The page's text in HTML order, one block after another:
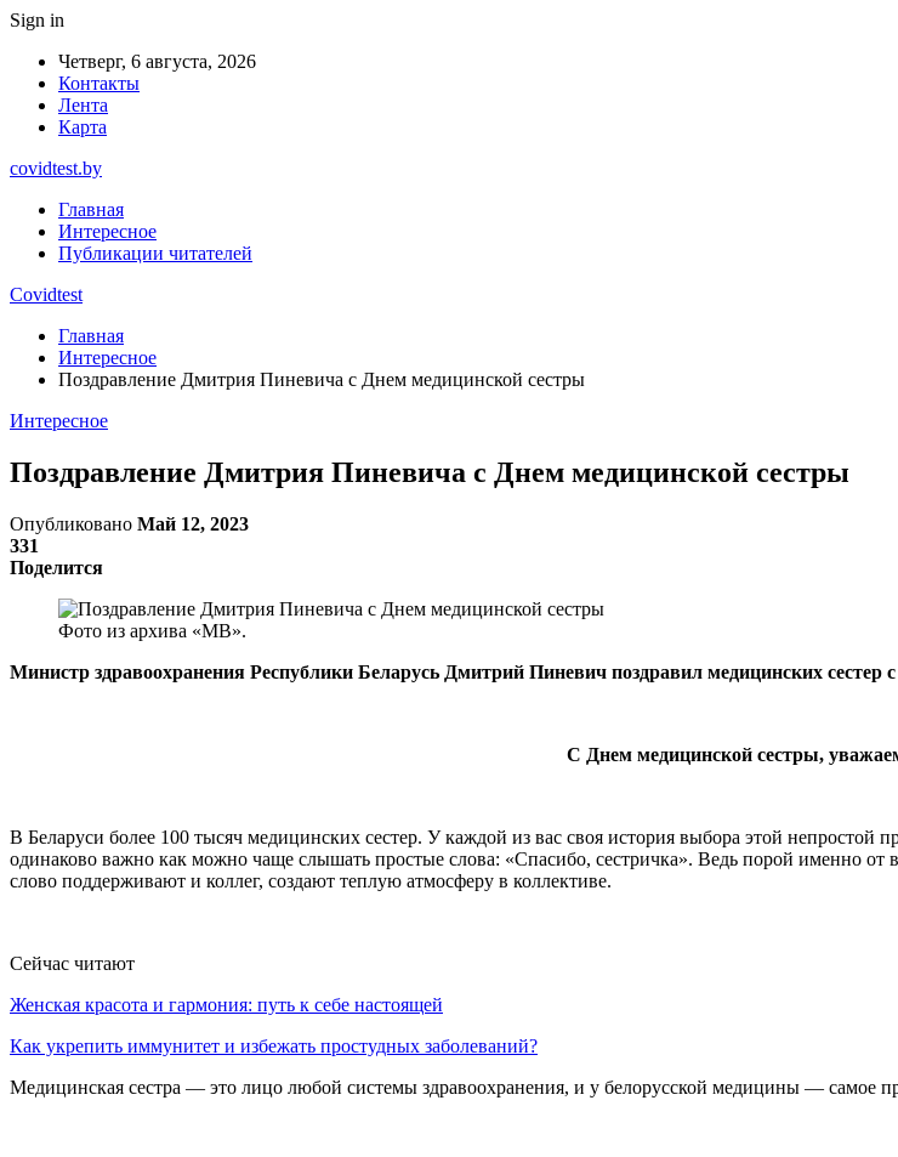
Sign in
Четверг, 6 августа, 2026
Контакты
Лента
Карта
covidtest.by
Главная
Интересное
Публикации читателей
Covidtest
Главная
Интересное
Поздравление Дмитрия Пиневича с Днем медицинской сестры
Интересное
Поздравление Дмитрия Пиневича с Днем медицинской сестры
Опубликовано Май 12, 2023
331
Поделится
Фото из архива «МВ».
Министр здравоохранения Республики Беларусь Дмитрий Пиневич поздравил медицинских сестер
С Днем медицинской сестры,
В Беларуси более 100 тысяч медицинских сестер. У каждой из вас своя история выбора этой непростой
одинаково важно как можно чаще слышать простые слова: «Спасибо, сестричка». Ведь порой именно
слово поддерживают и коллег, создают теплую атмосферу в коллективе.
Сейчас читают
Женская красота и гармония: путь к себе настоящей
Как укрепить иммунитет и избежать простудных заболеваний?
Медицинская сестра — это лицо любой системы здравоохранения, и у белорусской медицины — самое